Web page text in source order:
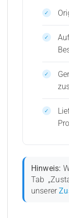
Hinweis:
Tab
unserer